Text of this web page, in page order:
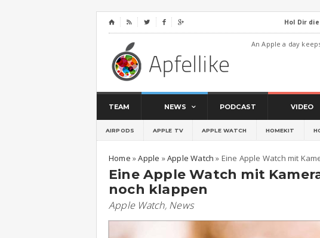
⌂     Hol Dir
An Apple a day
TEAM NEWS PODCAST VIDEO
AIRPODS APPLE TV APPLE WATCH HOMEKIT
Home »Apple »Apple Watch » Eine Apple Watch mit
Eine Apple Watch mit
noch klappen
Apple Watch, News